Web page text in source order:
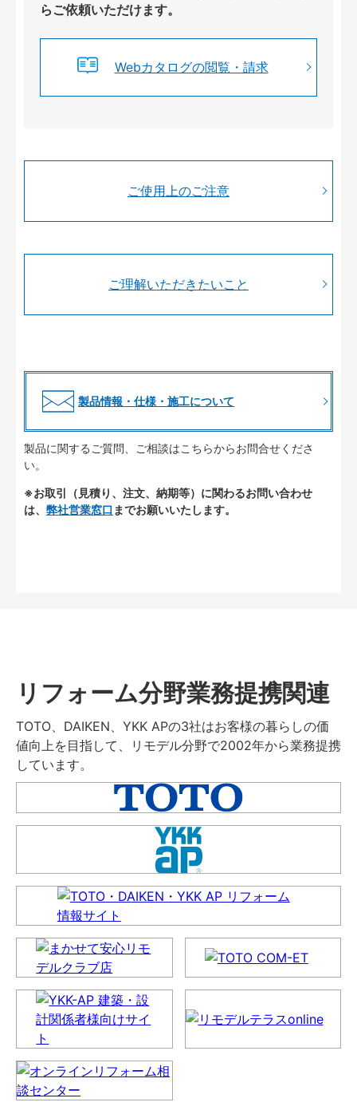
らご依頼いただけます。
Webカタログの閲覧・請求
ご使用上のご注意
ご理解いただきたいこと
製品情報・仕様・施工について
製品に関するご質問、ご相談はこちらからお問合せくださ
い。
※お取引（見積り、注文、納期等）に関わるお問い合わせ
は、 弊社営業窓口 までお願いいたします。
リフォーム分野業務提携関連
TOTO、DAIKEN、YKK APの3社はお客様の暮らしの価
値向上を目指して、リモデル分野で2002年から業務提携
しています。